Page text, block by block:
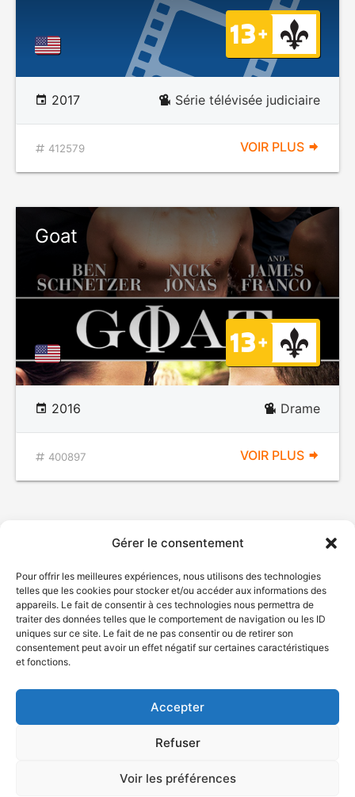
Gérer le consentement
Pour offrir les meilleures expériences, nous utilisons des technologies
telles que les cookies pour stocker et/ou accéder aux informations des
appareils. Le fait de consentir à ces technologies nous permettra de
traiter des données telles que le comportement de navigation ou les ID
uniques sur ce site. Le fait de ne pas consentir ou de retirer son
consentement peut avoir un effet négatif sur certaines caractéristiques
et fonctions.
Accepter
Refuser
Voir les préférences
2017 Série télévisée judiciaire
412579 VOIR PLUS
Goat
2016 Drame
400897 VOIR PLUS
© Gouvernement du Québec, 2026
Plan du site
Accessibilité
Accès à l'information
Déclaration de services